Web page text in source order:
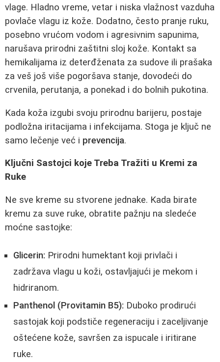
vlage. Hladno vreme, vetar i niska vlažnost vazduha
povlače vlagu iz kože. Dodatno, često pranje ruku,
posebno vrućom vodom i agresivnim sapunima,
narušava prirodni zaštitni sloj kože. Kontakt sa
hemikalijama iz deterđženata za sudove ili prašaka
za veš još više pogoršava stanje, dovodeći do
crvenila, perutanja, a ponekad i do bolnih pukotina.
Kada koža izgubi svoju prirodnu barijeru, postaje
podložna iritacijama i infekcijama. Stoga je ključ ne
samo lečenje već i prevencija.
Ključni Sastojci koje Treba Tražiti u Kremi za
Ruke
Ne sve kreme su stvorene jednake. Kada birate
kremu za suve ruke, obratite pažnju na sledeće
moćne sastojke:
Glicerin: Prirodni humektant koji privlači i
zadržava vlagu u koži, ostavljajući je mekom i
hidriranom.
Panthenol (Provitamin B5): Duboko prodirući
sastojak koji podstiče regeneraciju i zaceljivanje
oštećene kože, savršen za ispucale i iritirane
ruke.